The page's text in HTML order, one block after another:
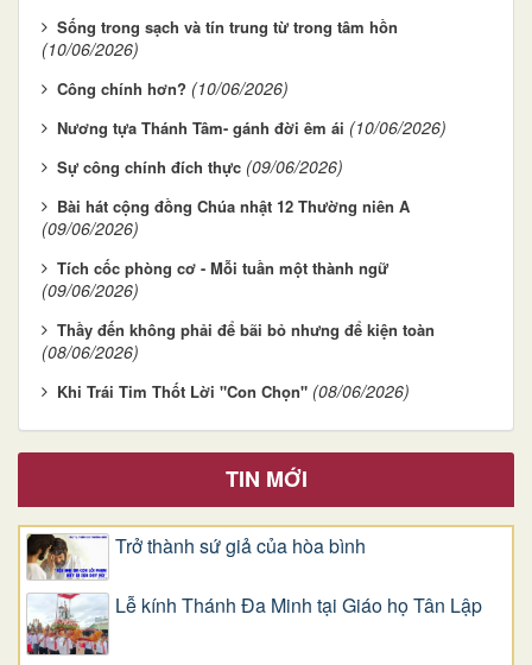
Sống trong sạch và tín trung từ trong tâm hồn
(10/06/2026)
Công chính hơn? (10/06/2026)
Nương tựa Thánh Tâm- gánh đời êm ái (10/06/2026)
Sự công chính đích thực (09/06/2026)
Bài hát cộng đồng Chúa nhật 12 Thường niên A
(09/06/2026)
Tích cốc phòng cơ - Mỗi tuần một thành ngữ
(09/06/2026)
Thầy đến không phải để bãi bỏ nhưng để kiện toàn
(08/06/2026)
Khi Trái Tim Thốt Lời "Con Chọn" (08/06/2026)
TIN MỚI
Trở thành sứ giả của hòa bình
Lễ kính Thánh Đa Minh tại Giáo họ Tân Lập